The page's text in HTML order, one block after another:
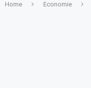
Home Economie